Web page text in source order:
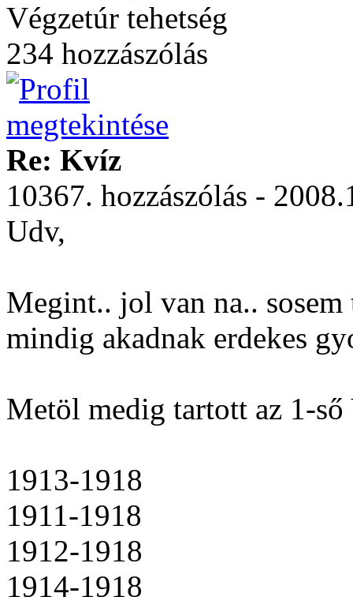
Végzetúr tehetség
234 hozzászólás
Re: Kvíz
10367. hozzászólás -
Udv,
Megint.. jol van na..
mindig akadnak erdekes
Metöl medig tartott az 1-ső
1913-1918
1911-1918
1912-1918
1914-1918